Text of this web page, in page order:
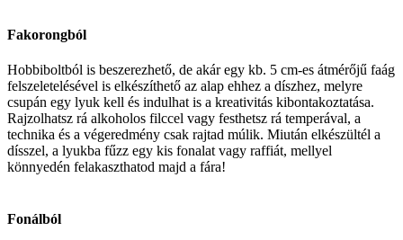
Fakorongból
Hobbiboltból is beszerezhető, de akár egy kb. 5 cm-es átmérőjű faág
felszeletelésével is elkészíthető az alap ehhez a díszhez, melyre
csupán egy lyuk kell és indulhat is a kreativitás kibontakoztatása.
Rajzolhatsz rá alkoholos filccel vagy festhetsz rá temperával, a
technika és a végeredmény csak rajtad múlik. Miután elkészültél a
dísszel, a lyukba fűzz egy kis fonalat vagy raffiát, mellyel
könnyedén felakaszthatod majd a fára!
Fonálból